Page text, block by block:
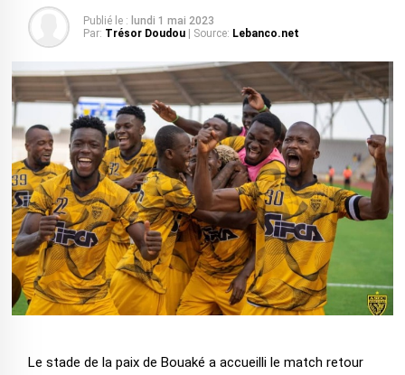
Publié le : lundi 1 mai 2023
Par: Trésor Doudou | Source: Lebanco.net
Le stade de la paix de Bouaké a accueilli le match retour